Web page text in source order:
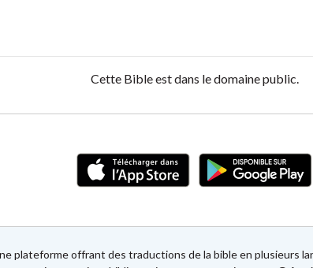
Cette Bible est dans le domaine public.
plateforme offrant des traductions de la bible en plusieurs